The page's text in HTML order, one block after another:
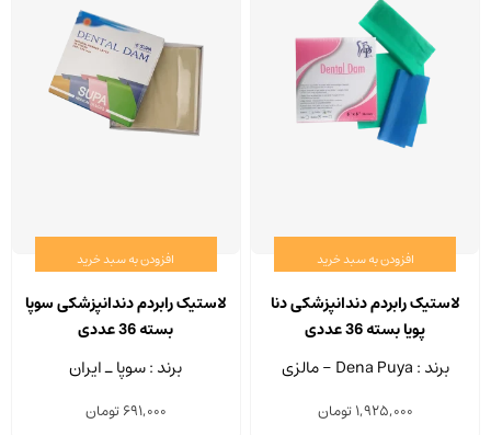
افزودن به سبد خرید
لاستیک رابردم دندانپزشکی دنا
پویا بسته 36 عددی
برند : Dena Puya - مالزی
1,925,000تومان
افزودن به سبد خرید
لاستیک رابردم دندانپزشکی سوپا
بسته 36 عددی
برند : سوپا ـ ایران
691,000تومان